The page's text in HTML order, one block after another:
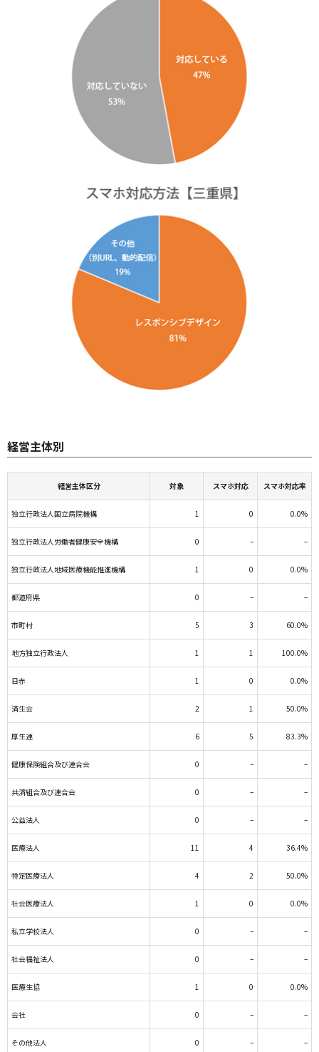
経営主体別
経営主体区分 対象 スマホ対応 スマホ対応率
独立行政法人国立病院機構 1 0 0.0%
独立行政法人労働者健康安全機構 0 – –
独立行政法人地域医療機能推進機構 1 0 0.0%
都道府県 0 – –
市町村 5 3 60.0%
地方独立行政法人 1 1 100.0%
日赤 1 0 0.0%
済生会 2 1 50.0%
厚生連 6 5 83.3%
健康保険組合及び連合会 0 – –
共済組合及び連合会 0 – –
公益法人 0 – –
医療法人 11 4 36.4%
特定医療法人 4 2 50.0%
社会医療法人 1 0 0.0%
私立学校法人 0 – –
社会福祉法人 0 – –
医療生協 1 0 0.0%
会社 0 – –
その他法人 0 – –